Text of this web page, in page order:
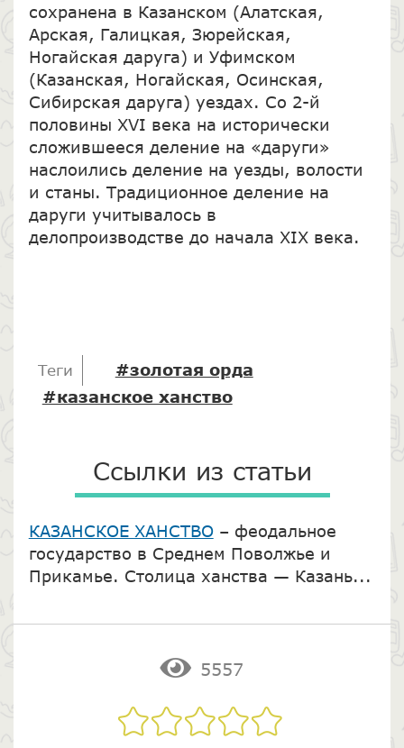
сохранена в Казанском (Алатская,
Арская, Галицкая, Зюрейская,
Ногайская даруга) и Уфимском
(Казанская, Ногайская, Осинская,
Сибирская даруга) уездах. Со 2-й
половины XVI века на исторически
сложившееся деление на «даруги»
наслоились деление на уезды, волости
и станы. Традиционное деление на
даруги учитывалось в
делопроизводстве до начала XIX века.
Теги
#золотая орда
#казанское ханство
Ссылки из статьи
КАЗАНСКОЕ ХАНСТВО – феодальное
государство в Среднем Поволжье и
Прикамье. Столица ханства — Казань...
5557